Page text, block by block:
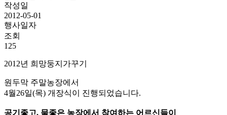
작성일
2012-05-01
행사일자
조회
125
2012년 희망둥지가꾸기
원두막 주말농장에서
4월26일(목) 개장식이 진행되었습니다.
공기좋고, 물좋은 농장에서 참여하는 어르신들이